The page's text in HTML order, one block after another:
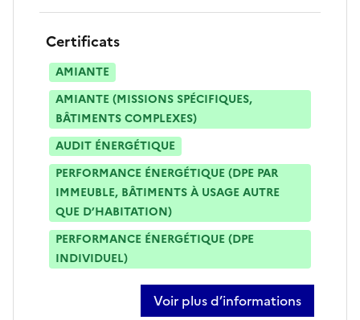
Certificats
AMIANTE
AMIANTE (MISSIONS SPÉCIFIQUES,
BÂTIMENTS COMPLEXES)
AUDIT ÉNERGÉTIQUE
PERFORMANCE ÉNERGÉTIQUE (DPE PAR
IMMEUBLE, BÂTIMENTS À USAGE AUTRE
QUE D’HABITATION)
PERFORMANCE ÉNERGÉTIQUE (DPE
INDIVIDUEL)
Voir plus d’informations
sur bertrand mouhot